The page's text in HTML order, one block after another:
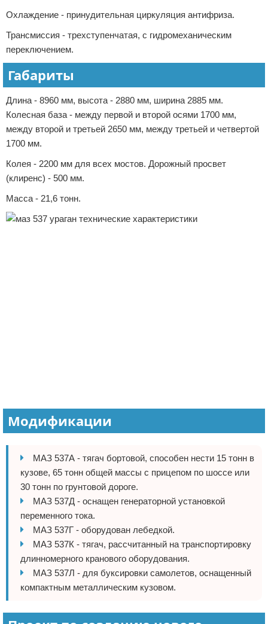
Охлаждение - принудительная циркуляция антифриза.
Трансмиссия - трехступенчатая, с гидромеханическим
переключением.
Габариты
Длина - 8960 мм, высота - 2880 мм, ширина 2885 мм.
Колесная база - между первой и второй осями 1700 мм,
между второй и третьей 2650 мм, между третьей и четвертой
1700 мм.
Колея - 2200 мм для всех мостов. Дорожный просвет
(клиренс) - 500 мм.
Масса - 21,6 тонн.
Модификации
МАЗ 537А - тягач бортовой, способен нести 15 тонн в
кузове, 65 тонн общей массы с прицепом по шоссе или
30 тонн по грунтовой дороге.
МАЗ 537Д - оснащен генераторной установкой
переменного тока.
МАЗ 537Г - оборудован лебедкой.
МАЗ 537К - тягач, рассчитанный на транспортировку
длинномерного кранового оборудования.
МАЗ 537Л - для буксировки самолетов, оснащенный
компактным металлическим кузовом.